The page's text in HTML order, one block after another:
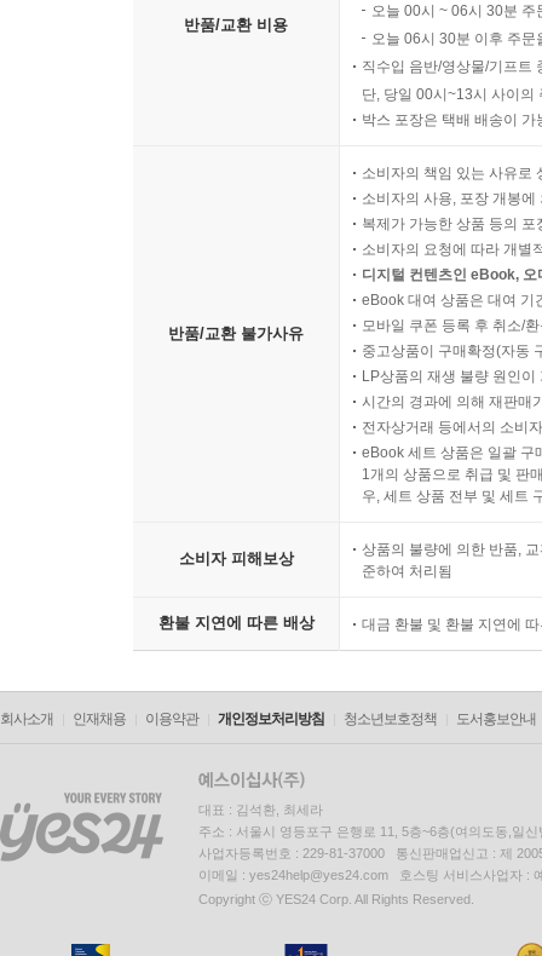
반품/교환 비용
오늘 00시 ~ 06시 30분
오늘 06시 30분 이후 주
직수입 음반/영상물/기프트
단, 당일 00시~13시 사이의
박스 포장은 택배 배송이
반품/교환 불가사유
소비자의 책임 있는 사유로
소비자의 사용, 포장 개봉
복제가 가능한 상품 등의
소비자의 요청에 따라 개별
디지털 컨텐츠인 eBook,
eBook 대여 상품은 대여 기
모바일 쿠폰 등록 후 취소/
중고상품이 구매확정(자동
LP상품의 재생 불량 원인
시간의 경과에 의해 재판매
전자상거래 등에서의 소비
eBook 세트 상품은 일괄 구
1개의 상품으로 취급 및 판
우, 세트 상품 전부 및 세트
소비자 피해보상
상품의 불량에 의한 반품,
준하여 처리됨
환불 지연에 따른 배상 대금 환불 및 환불 지연에
회사소개 인재채용 이용약관 개인정보처리방침 청소년보호정책 도서홍보안내
대표 : 김석환, 최세라
주소 : 서울시 영등포구 은행로 11, 5층~6층(여의도동,일신
사업자등록번호 : 229-81-37000 통신판매업신고 : 제
이메일 : yes24help@yes24.com 호스팅 서비스사업자 :
Copyright ⓒ YES24 Corp. All Rights Reserved.